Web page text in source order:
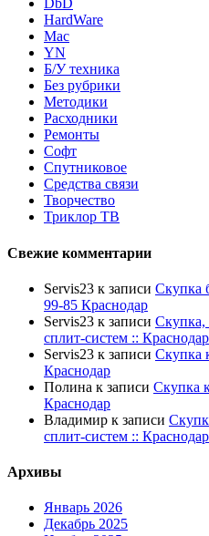
DbD
HardWare
Mac
YN
Б/У техника
Без рубрики
Методики
Расходники
Ремонты
Софт
Спутниковое
Средства связи
Творчество
Триклор ТВ
Свежие комментарии
Servis23 к записи Скупка
99-85 Краснодар
Servis23 к записи Скупка,
сплит-систем :: Краснодар
Servis23 к записи Скупка
Краснодар
Полина к записи Скупка
Краснодар
Владимир к записи
сплит-систем :: Краснодар
Архивы
Январь 2026
Декабрь 2025